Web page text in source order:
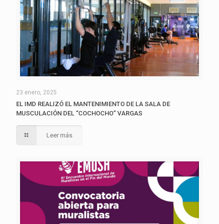
23 enero, 2025
EL IMD REALIZÓ EL MANTENIMIENTO DE LA SALA DE
MUSCULACIÓN DEL “COCHOCHO” VARGAS
Leer más